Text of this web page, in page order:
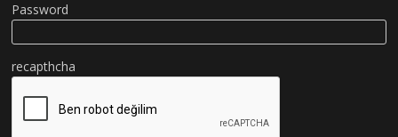
Password
recapthcha